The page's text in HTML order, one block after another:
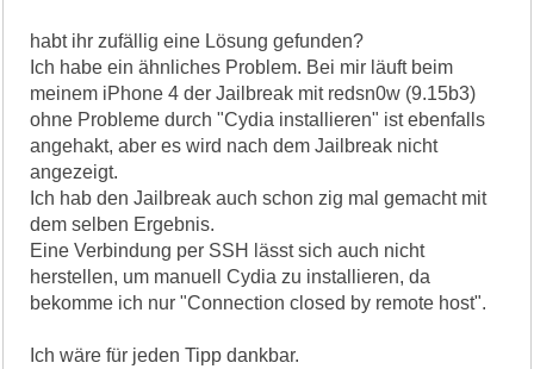
habt ihr zufällig eine Lösung gefunden?
Ich habe ein ähnliches Problem. Bei mir läuft beim
meinem iPhone 4 der Jailbreak mit redsn0w (9.15b3)
ohne Probleme durch "Cydia installieren" ist ebenfalls
angehakt, aber es wird nach dem Jailbreak nicht
angezeigt.
Ich hab den Jailbreak auch schon zig mal gemacht mit
dem selben Ergebnis.
Eine Verbindung per SSH lässt sich auch nicht
herstellen, um manuell Cydia zu installieren, da
bekomme ich nur "Connection closed by remote host".
Ich wäre für jeden Tipp dankbar.